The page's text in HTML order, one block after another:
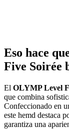
Eso hace
Five Soirée
El OLYMP Level
que combina
Confeccionado en
este hemd destaca
garantiza una